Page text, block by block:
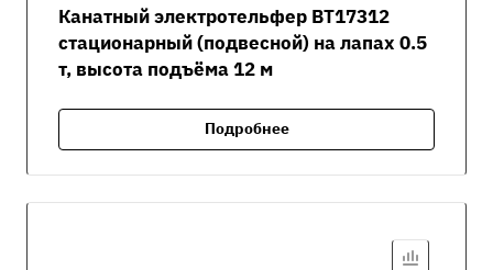
Канатный электротельфер ВТ17312
стационарный (подвесной) на лапах 0.5
т, высота подъёма 12 м
Подробнее